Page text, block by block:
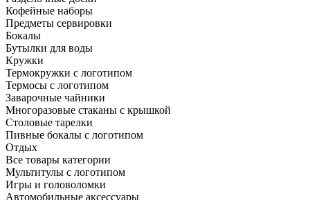
Кофейные наборы
Предметы сервировки
Бокалы
Бутылки для воды
Кружки
Термокружки с логотипом
Термосы с логотипом
Заварочные чайники
Многоразовые стаканы с крышкой
Столовые тарелки
Пивные бокалы с логотипом
Отдых
Все товары категории
Мультитулы с логотипом
Игры и головоломки
Автомобильные аксессуары